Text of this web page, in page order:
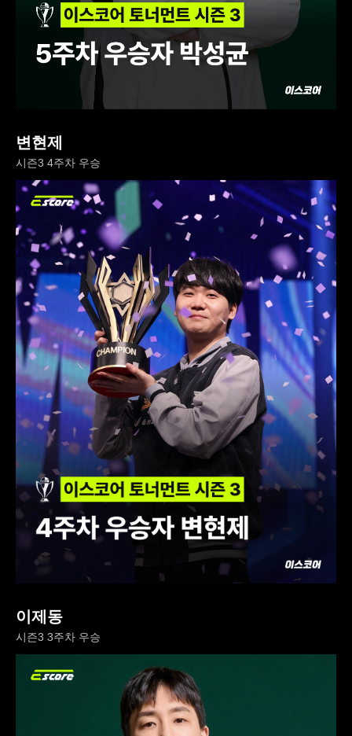
변현제
시즌3 4주차 우승
이제동
시즌3 3주차 우승